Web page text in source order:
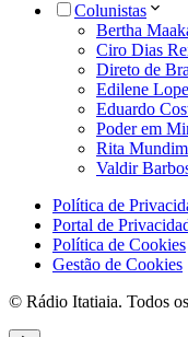
Colunistas
Bertha
Ciro Dias
Direto de
Edilene
Eduardo
Poder em
Rita Mundim
Valdir
Política de
Portal de
Política de Cookies
Gestão de Cookies
© Rádio Itatiaia. Todos